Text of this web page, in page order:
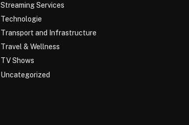
Streaming Services
Technologie
Transport and Infrastructure
Travel & Wellness
TV Shows
Uncategorized